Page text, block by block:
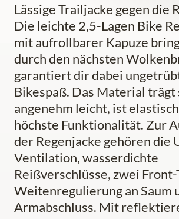
Lässige Trailjacke gegen die
Die leichte 2,5-Lagen Bike
mit aufrollbarer Kapuze
durch den nächsten
garantiert dir dabei
Bikespaß. Das Material trägt
angenehm leicht, ist
höchste Funktionalität. Zur
der Regenjacke gehören die
Ventilation, wasserdichte
Reißverschlüsse, zwei Front-
Weitenregulierung an Saum
Armabschluss. Mit